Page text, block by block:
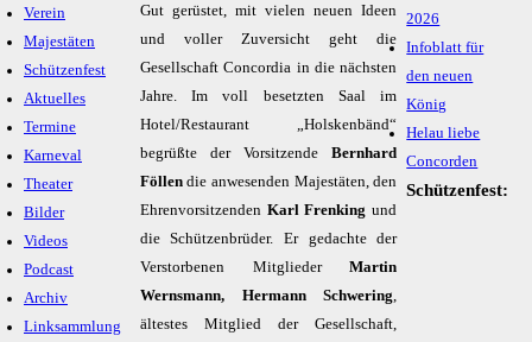
Verein
Majestäten
Schützenfest
Aktuelles
Termine
Karneval
Theater
Bilder
Videos
Podcast
Archiv
Linksammlung
Gut gerüstet, mit vielen neuen Ideen
und voller Zuversicht geht die
Gesellschaft Concordia in die nächsten
Jahre. Im voll besetzten Saal im
Hotel/Restaurant „Holskenbänd“
begrüßte der VorsitzendeBernhard
Föllendie anwesenden Majestäten, den
Ehrenvorsitzenden Karl Frenking und
die Schützenbrüder. Er gedachte der
Verstorbenen MitgliederMartin
Wernsmann, Hermann Schwering
ältestes Mitglied der Gesellschaft,
2026
Infoblatt für
den neuen
König
Helau liebe
Concorden
Schützenfest: